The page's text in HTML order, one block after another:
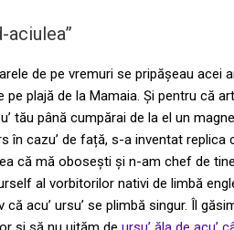
aciulea”
de pe vremuri se pripășeau acei
pe plajă de la Mamaia. Și pentru că
tău până cumpărai de la el un
în cazu’ de față, s-a inventat replica
că mă obosești și n-am chef de
al vorbitorilor nativi de limbă
că acu’ ursu’ se plimbă singur. Îl